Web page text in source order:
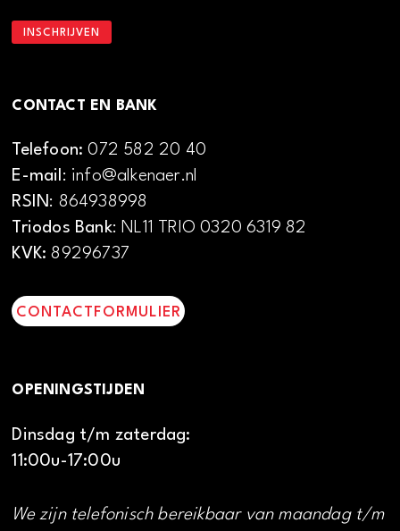
CONTACT EN BANK
Telefoon:072 582 20 40
E-mail: info@alkenaer.nl
RSIN: 864938998
Triodos Bank: NL11 TRIO 0320 6319 82
KVK: 89296737
CONTACTFORMULIER
OPENINGSTIJDEN
Dinsdag t/m zaterdag:
11:00u-17:00u
We zijn telefonisch bereikbaar van maandag t/m